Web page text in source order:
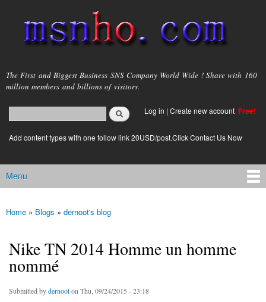
main
content
msnho.com
The First and Biggest Business SNS Company World Wide ! Share with 160
million members and billions of visitors.
Search form
login link
Log in | Create new account Free!
Add content types with one follow link 20USD/post.Click Contact Us Now
Main menu
Menu
You are here
Home » Blogs » dernoot's blog
Nike TN 2014 Homme un homme
nommé
Submitted bydernooton Thu, 09/24/2015 - 23:18